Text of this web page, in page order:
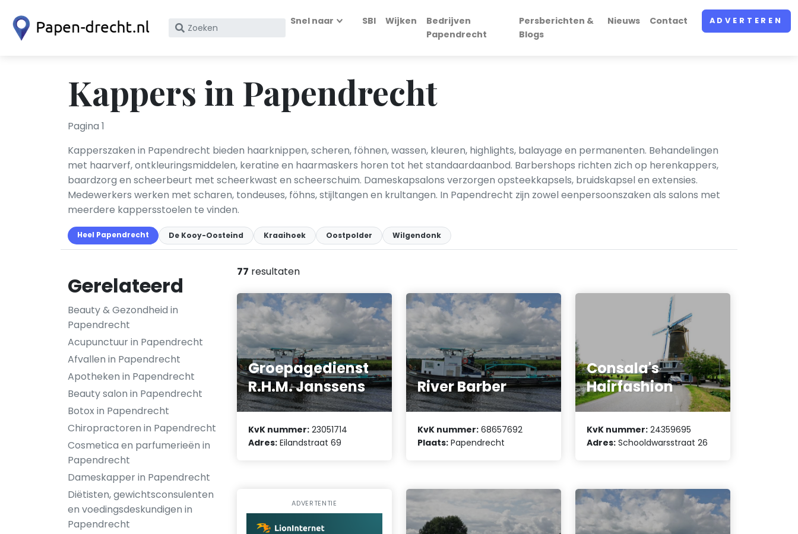
Zoek
KvK
nummer
Snel naar SBI Wijken
Bedrijven
Papendrecht
Persberichten &
Blogs
Nieuws Contact ADVERTEREN
Kappers in Papendrecht
Pagina 1
Kapperszaken in Papendrecht bieden haarknippen, scheren, föhnen, wassen, kleuren, highlights, balayage en permanenten. Behandelingen
met haarverf, ontkleuringsmiddelen, keratine en haarmaskers horen tot het standaardaanbod. Barbershops richten zich op herenkappers,
baardzorg en scheerbeurt met scheerkwast en scheerschuim. Dameskapsalons verzorgen opsteekkapsels, bruidskapsel en extensies.
Medewerkers werken met scharen, tondeuses, föhns, stijltangen en krultangen. In Papendrecht zijn zowel eenpersoonszaken als salons met
meerdere kappersstoelen te vinden.
Heel Papendrecht De Kooy-Oosteind Kraaihoek Oostpolder Wilgendonk
Gerelateerd
Beauty & Gezondheid in
Papendrecht
Acupunctuur in Papendrecht
Afvallen in Papendrecht
Apotheken in Papendrecht
Beauty salon in Papendrecht
Botox in Papendrecht
Chiropractoren in Papendrecht
Cosmetica en parfumerieën in
Papendrecht
Dameskapper in Papendrecht
Diëtisten, gewichtsconsulenten
en voedingsdeskundigen in
Papendrecht
77 resultaten
Groepagedienst
R.H.M. Janssens
KvK nummer: 23051714
Adres: Eilandstraat 69
River Barber
KvK nummer: 68657692
Plaats: Papendrecht
Consala's
Hairfashion
KvK nummer: 24359695
Adres: Schooldwarsstraat 26
ADVERTENTIE